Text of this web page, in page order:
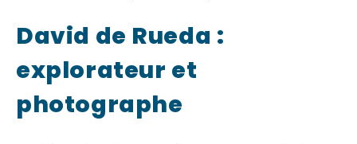
David de Rueda :
explorateur et
photographe